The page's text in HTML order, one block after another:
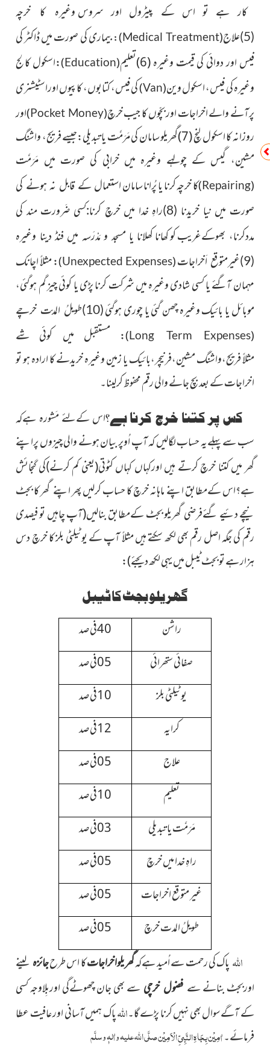
کار ہے تو اس کے پیٹرول اور سروس وغیرہ کا خرچہ
(5)علاج
(
Medical Treatment
):بیماریکی صورت میں ڈاکٹر کی
فیس اور دوائی کی قیمت وغیرہ (6)تعلیم
(
Education
):اسکول کالج
وغیرہ کی فیس، اسکول وین(
Van
)کی فیس، کتابوں، کاپیوں اوراسٹیشنری
پرآنے والے اخراجات اور بچّوں کا جیب خرچ(
Pocket Money
)اور
روزانہ کا اسکول لنچ (7)گھریلو سامان کی مَرَمَّت یا تبدیلی:جیسے فریج، واشنگ
مشین، گیس کے چولہے وغیرہ میں خرابی کی صورت میں مَرَمَّت
(
Repairing
)کا خرچہ کرنا یا پُرانا ساماناستعمال کے قابل نہ ہونے کی
صورت میں نیا خریدنا (8)راہِ خدا میں خرچ کرنا:کسی ضَرورت مند کی
مددکرنا، بھوکےغریبکو کھانا کھلانا یا مسجد و مَدْرَسہ میں فنڈ دینا وغیرہ
(9)غیرمتوقع اَخراجات
(
Unexpected Expenses
): مثلاً اچانک
مہمان آگئے یا کسی شادی وغیرہ میں شرکت کرنا پڑی یا کوئی چیز گم ہوگئی،
موبائل یا بائیک وغیرہ چھن گئی یا چوری ہوگئی(10)طویلُ المدّت خرچے
(
Long Term Expenses
): مستقبل میں کوئی شے
مثلاًفریج،واشنگ مشین،فرنیچر،بائیک یا زمین وغیرہ خریدنے کا ارادہہو تو
اخراجات کے بعد بچ جانے والی رقم محفوظ کرلینا۔
کس پر کتنا خرچ کرنا ہے؟اس کےلئے مَشورہ ہےکہ
سب سے پہلےیہ حساب لگالیں کہ آپ اُوپر بیان ہونے والی چیزوں پراپنے
گھر میں کتنا خرچ کرتے ہیں اورکہاں کہاں کٹوتی(یعنی کمکرنے)کی گنجائش
ہے؟اس کےمطابق اپنے ماہانہ خرچ کا حساب کرلیں پھر اپنے گھر کا بجٹ
نیچے دئیے گئےفرضی گھریلو بجٹکےمطابق بنالیں(آپ چاہیں تو فیصدی
رقم کی جگہ اصل رقم بھی لکھ سکتے ہیں مثلاً آپ کے یوٹیلٹی بلز کا خرچ دس
ہزار ہے تو بجٹ ٹیبل میں یہی لکھ دیجئے):
گھریلو بجٹ کا ٹیبل
راشن
40فی صد
صفائی ستھرائی
05فی صد
یوٹیلٹی بلز
10فی صد
کرایہ
12فی صد
علاج
05فی صد
تعلیم
10فی صد
مَرَمَّت یا تبدیلی
03فی صد
راہِ خدا میں خرچ
05فی صد
غیر متوقع اخراجات
05فی صد
طویلُ المدت خرچ
05فی صد
اللہپاک کی رحمت سے اُمید ہےکہگھریلواخراجاتکا اس طرحجائزہ لینے
اوربجٹ بنانے سے فضول خرچیسے بھی جان چھوٹےگی اوربِلاوجہ کسی
کے آگےسوال بھی نہیں کرنا پڑے گا۔اللہپاک ہمیں آسانی اور عافیت عطا
فرمائے۔اٰمِیْن بِجَاہِ النَّبِیِّ الْاَمِیْنصلَّی اللہ علیہ واٰلہٖ وسلَّم